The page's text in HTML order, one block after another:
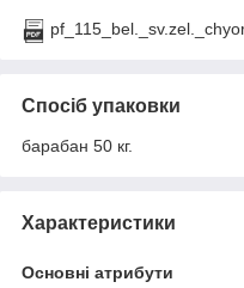
Спосіб упаковки
барабан 50 кг.
Характеристики
Основні атрибути